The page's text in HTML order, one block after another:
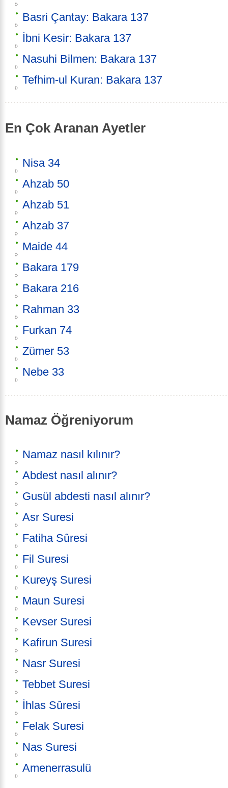
Basri Çantay: Bakara 137
İbni Kesir: Bakara 137
Nasuhi Bilmen: Bakara 137
Tefhim-ul Kuran: Bakara 137
En Çok Aranan Ayetler
Nisa 34
Ahzab 50
Ahzab 51
Ahzab 37
Maide 44
Bakara 179
Bakara 216
Rahman 33
Furkan 74
Zümer 53
Nebe 33
Namaz Öğreniyorum
Namaz nasıl kılınır?
Abdest nasıl alınır?
Gusül abdesti nasıl alınır?
Asr Suresi
Fatiha Sûresi
Fil Suresi
Kureyş Suresi
Maun Suresi
Kevser Suresi
Kafirun Suresi
Nasr Suresi
Tebbet Suresi
İhlas Sûresi
Felak Suresi
Nas Suresi
Amenerrasulü